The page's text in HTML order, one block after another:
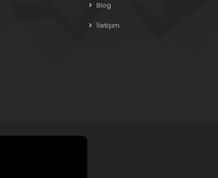
Blog
İletişim